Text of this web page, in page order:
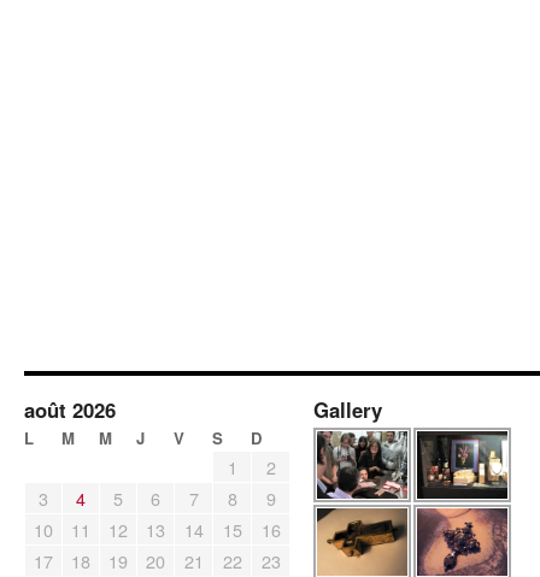
août 2026
L M M J V S D
1
2
3
4 5 6 7 8
9
10
11 12 13 14 15
16
17
18 19 20 21 22
23
Gallery